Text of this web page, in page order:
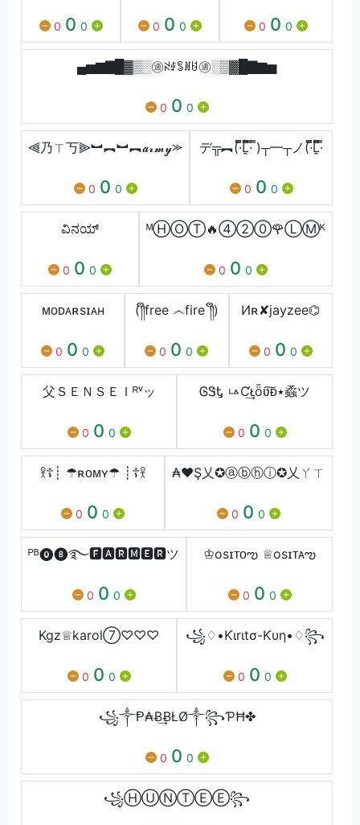
0 0 0 0 0 0 0 0 0
▄▅▆▇█▓▒░㊜ꋊꂑꌚꍩꐇ㊜░▒▓█▇▆▅
0 0 0
⫷乃ㄒ丂⫸︼︻︼︻𝓪𝓻𝓶𝔂⪼
0 0 0
デ╦︻(·̿̿Ĺ̯̿̿·̿ ̿)┬━┬ノ(·̿̿Ĺ̯̿̿·̿
0 0 0
ವಿನಯ್
0 0 0
ᴹⒽⓄⓉ🔥④②⓪🌹ⓁⓂᴷ
0 0 0
ᴍㅤᴏㅤᴅㅤᴀㅤʀㅤsㅤɪㅤᴀㅤʜ
0 0 0
(༎ຶfree ෴fire ༎ຶ)
0 0 0
Ͷʀ✘jayzee⌬
0 0 0
父ＳＥＮＳＥＩᴿᵛッ
0 0 0
ᎶᏕᎿ ㅨƇ͢ᴌȫʋ͠ᴆ٭蟊ツ
0 0 0
𖨆☦︎┊ ☂︎ʀᴏᴍʏ☂︎ ┊☦︎𖨆
0 0 0
₳♥Ş乂✪ⓐⓑⓗⓘ✪乂ㄚㄒ
0 0 0
ᴾᴮ⓿❽࿐🅵🅰🆁🅼🅴🆁ツ
0 0 0
♔osɪᴛᴏఌ ♕osɪᴛᴀఌ
0 0 0
Kgz♕karol⑦♡♡♡
0 0 0
꧁♢•Ƙιrιtσ-Ƙυη•♢꧂
0 0 0
꧁༒Ᵽ₳Ƀ͢ɃŁØ༒꧂ƤĦ✤
0 0 0
꧁ⒽⓊⓃⓉⒺⒺ꧂